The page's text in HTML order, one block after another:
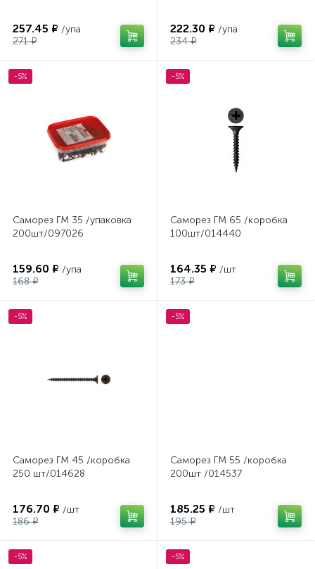
257.45 ₽ /упа
271 ₽
222.30 ₽ /упа
234 ₽
-5%
Саморез ГМ 35 /упаковка
200шт/097026
159.60 ₽ /упа
168 ₽
-5%
Саморез ГМ 65 /коробка
100шт/014440
164.35 ₽ /шт
173 ₽
-5%
Саморез ГМ 45 /коробка
250 шт/014628
176.70 ₽ /шт
186 ₽
-5%
Саморез ГМ 55 /коробка
200шт /014537
185.25 ₽ /шт
195 ₽
-5% -5%